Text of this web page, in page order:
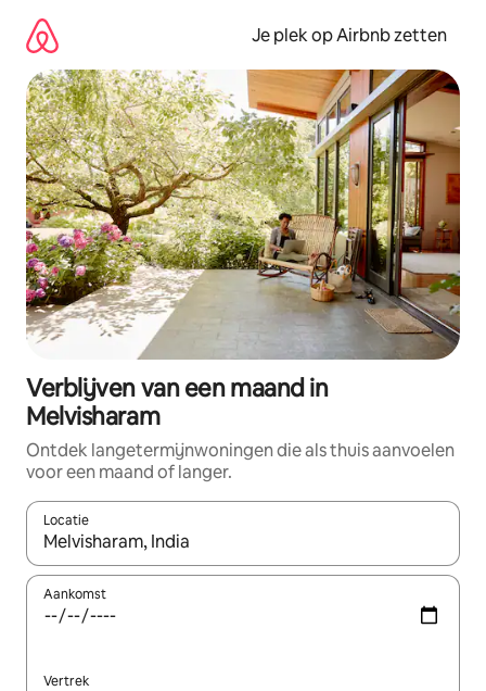
direct
naar
inhoud
Je plek op Airbnb zetten
Verblijven van een maand in
Melvisharam
Ontdek langetermijnwoningen die als thuis aanvoelen
voor een maand of langer.
Locatie
Wanneer er resultaten beschikbaar zijn, maak je een keuze
Aankomst
Vertrek